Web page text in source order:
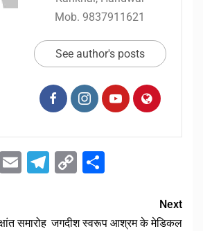
Mob. 9837911621
See author's posts
Twitter
EmailTelegram
Copy
समारोह
Next
जगदीश स्वरूप आश्रम के मेडिकल